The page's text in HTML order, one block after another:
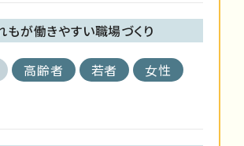
もが働きやすい職場づくり
高齢者 若者
女性